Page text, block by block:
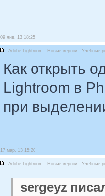
09 янв, 13 18:25
Adobe Lightroom : Новые версии : Учебные
Как открыть
Lightroom в
при
17 мар, 13 15:20
Adobe Lightroom : Новые версии : Учебные
sergeyz